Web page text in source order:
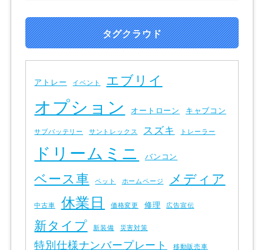
タグクラウド
アトレー イベント エブリイ
オプション オートローン キャブコン
サブバッテリー サントレックス スズキ トレーラー
ドリームミニ バンコン
ベース車 ペット ホームページ メディア
中古車 休業日 価格変更 修理 広告宣伝
新タイプ 新装備 災害対策
特別仕様ナンバープレート 移動販売車